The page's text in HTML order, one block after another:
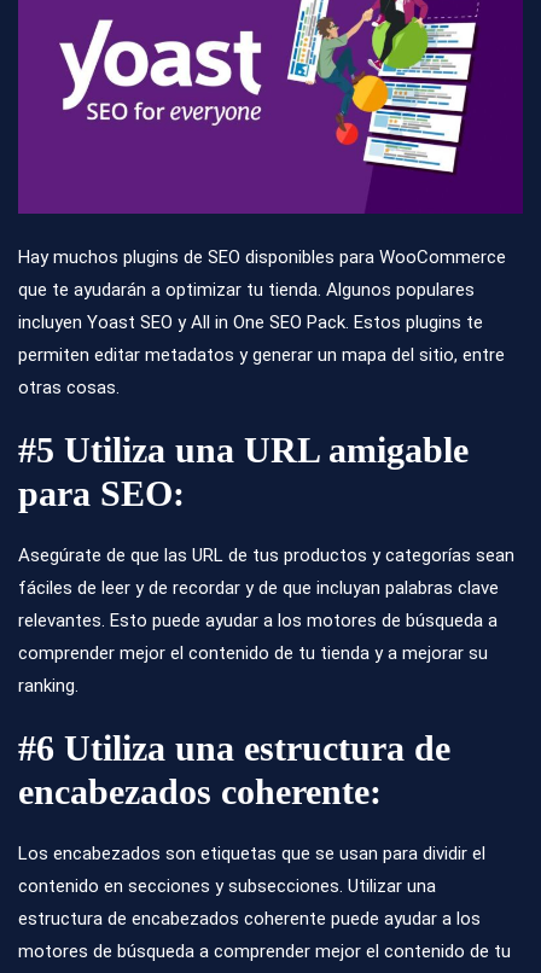
Hay muchos plugins de SEO disponibles para WooCommerce
que te ayudarán a optimizar tu tienda. Algunos populares
incluyen Yoast SEO y All in One SEO Pack. Estos plugins te
permiten editar metadatos y generar un mapa del sitio, entre
otras cosas.
#5 Utiliza una URL amigable
para SEO:
Asegúrate de que las URL de tus productos y categorías sean
fáciles de leer y de recordar y de que incluyan palabras clave
relevantes. Esto puede ayudar a los motores de búsqueda a
comprender mejor el contenido de tu tienda y a mejorar su
ranking.
#6 Utiliza una estructura de
encabezados coherente:
Los encabezados son etiquetas que se usan para dividir el
contenido en secciones y subsecciones. Utilizar una
estructura de encabezados coherente puede ayudar a los
motores de búsqueda a comprender mejor el contenido de tu